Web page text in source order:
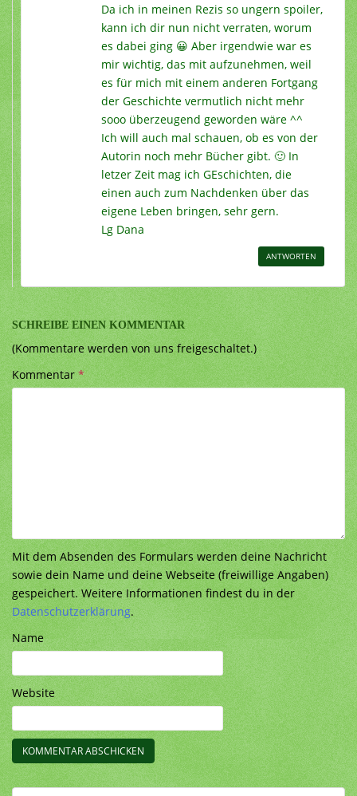
Da ich in meinen Rezis so ungern spoiler,
kann ich dir nun nicht verraten, worum
es dabei ging 😀 Aber irgendwie war es
mir wichtig, das mit aufzunehmen, weil
es für mich mit einem anderen Fortgang
der Geschichte vermutlich nicht mehr
sooo überzeugend geworden wäre ^^
Ich will auch mal schauen, ob es von der
Autorin noch mehr Bücher gibt. 🙂 In
letzer Zeit mag ich GEschichten, die
einen auch zum Nachdenken über das
eigene Leben bringen, sehr gern.
Lg Dana
ANTWORTEN
SCHREIBE EINEN KOMMENTAR
(Kommentare werden von uns freigeschaltet.)
Kommentar*
Mit dem Absenden des Formulars werden deine Nachricht
sowie dein Name und deine Webseite (freiwillige Angaben)
gespeichert. Weitere Informationen findest du in der
Datenschutzerklärung.
Name
Website